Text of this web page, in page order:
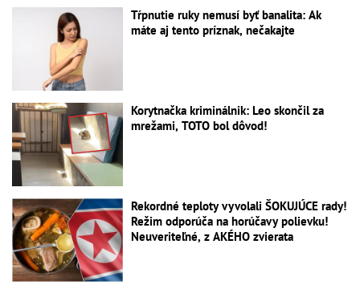
Tŕpnutie ruky nemusí byť banalita: Ak
máte aj tento príznak, nečakajte
Korytnačka kriminálnik: Leo skončil za
mrežami, TOTO bol dôvod!
Rekordné teploty vyvolali ŠOKUJÚCE rady!
Režim odporúča na horúčavy polievku!
Neuveriteľné, z AKÉHO zvierata